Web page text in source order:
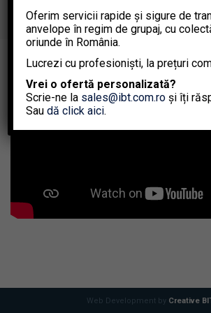
Web Development by Creative
Oferim servicii rapide și sigure de
anvelope în regim de grupaj, cu
oriunde în România.
Lucrezi cu profesioniști, la prețuri
Vrei o ofertă personalizată?
Scrie-ne la sales@ibt.com.ro și îți
Saudă click aici.